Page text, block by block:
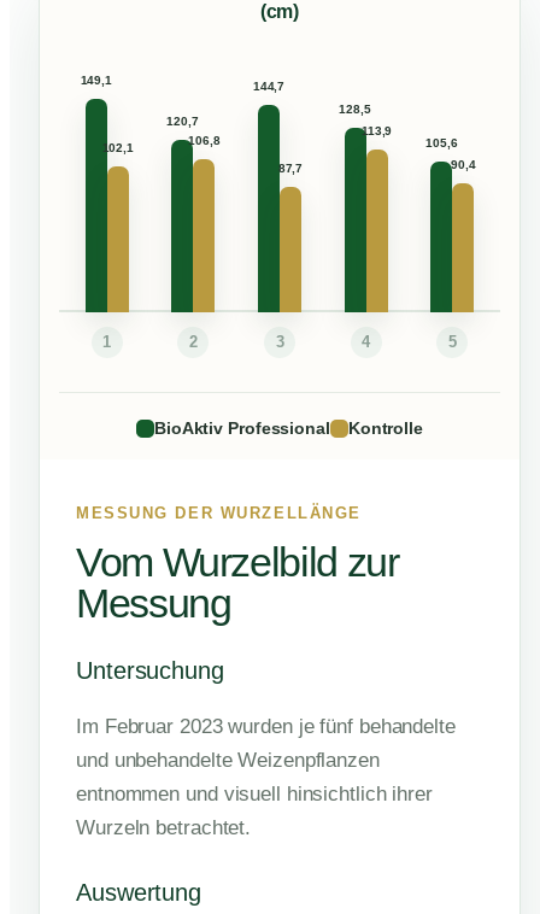
(cm)
1 2 3 4 5
BioAktiv Professional Kontrolle
MESSUNG DER WURZELLÄNGE
Vom Wurzelbild zur
Messung
Untersuchung
Im Februar 2023 wurden je fünf behandelte
und unbehandelte Weizenpflanzen
entnommen und visuell hinsichtlich ihrer
Wurzeln betrachtet.
Auswertung